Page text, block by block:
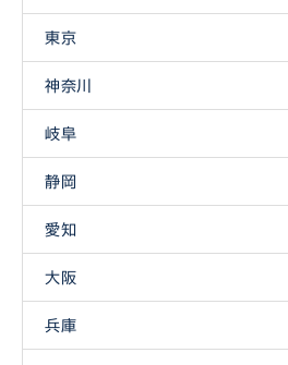
東京
神奈川
岐阜
静岡
愛知
大阪
兵庫